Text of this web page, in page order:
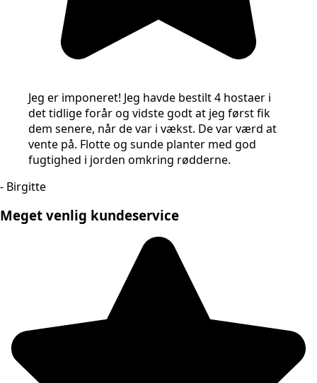
Jeg er imponeret! Jeg havde bestilt 4 hostaer i
det tidlige forår og vidste godt at jeg først fik
dem senere, når de var i vækst. De var værd at
vente på. Flotte og sunde planter med god
fugtighed i jorden omkring rødderne.
- Birgitte
Meget venlig kundeservice